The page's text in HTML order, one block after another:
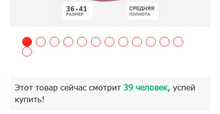
Этот товар сейчас смотрит 39 человек, успей
купить!